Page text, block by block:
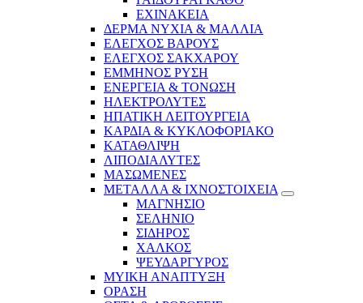
ΕΧΙΝΑΚΕΙΑ
ΔΕΡΜΑ ΝΥΧΙΑ & ΜΑΛΛΙΑ
ΕΛΕΓΧΟΣ ΒΑΡΟΥΣ
ΕΛΕΓΧΟΣ ΣΑΚΧΑΡΟΥ
ΕΜΜΗΝΟΣ ΡΥΣΗ
ΕΝΕΡΓΕΙΑ & ΤΟΝΩΣΗ
ΗΛΕΚΤΡΟΛΥΤΕΣ
ΗΠΑΤΙΚΗ ΛΕΙΤΟΥΡΓΕΙΑ
ΚΑΡΔΙΑ & ΚΥΚΛΟΦΟΡΙΑΚΟ
ΚΑΤΑΘΛΙΨΗ
ΛΙΠΟΔΙΑΛΥΤΕΣ
ΜΑΣΩΜΕΝΕΣ
ΜΕΤΑΛΛΑ & ΙΧΝΟΣΤΟΙΧΕΙΑ
ΜΑΓΝΗΣΙΟ
ΣΕΛΗΝΙΟ
ΣΙΔΗΡΟΣ
ΧΑΛΚΟΣ
ΨΕΥΔΑΡΓΥΡΟΣ
ΜΥΙΚΗ ΑΝΑΠΤΥΞΗ
ΟΡΑΣΗ